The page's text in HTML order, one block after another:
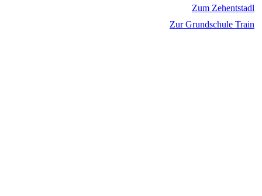
Zum Zehentstadl
Zur Grundschule Train